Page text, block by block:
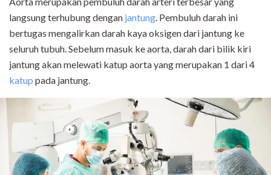
langsung terhubung dengan jantung. Pembuluh darah ini
bertugas mengalirkan darah kaya oksigen dari jantung ke
seluruh tubuh. Sebelum masuk ke aorta, darah dari bilik kiri
jantung akan melewati katup aorta yang merupakan 1 dari 4
katup pada jantung.